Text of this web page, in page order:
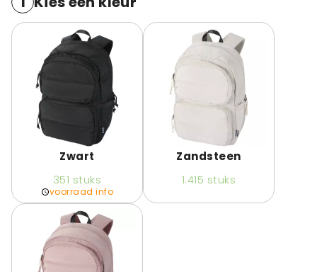
Zwart
351 stuks
voorraad info
Zandsteen
1.415 stuks